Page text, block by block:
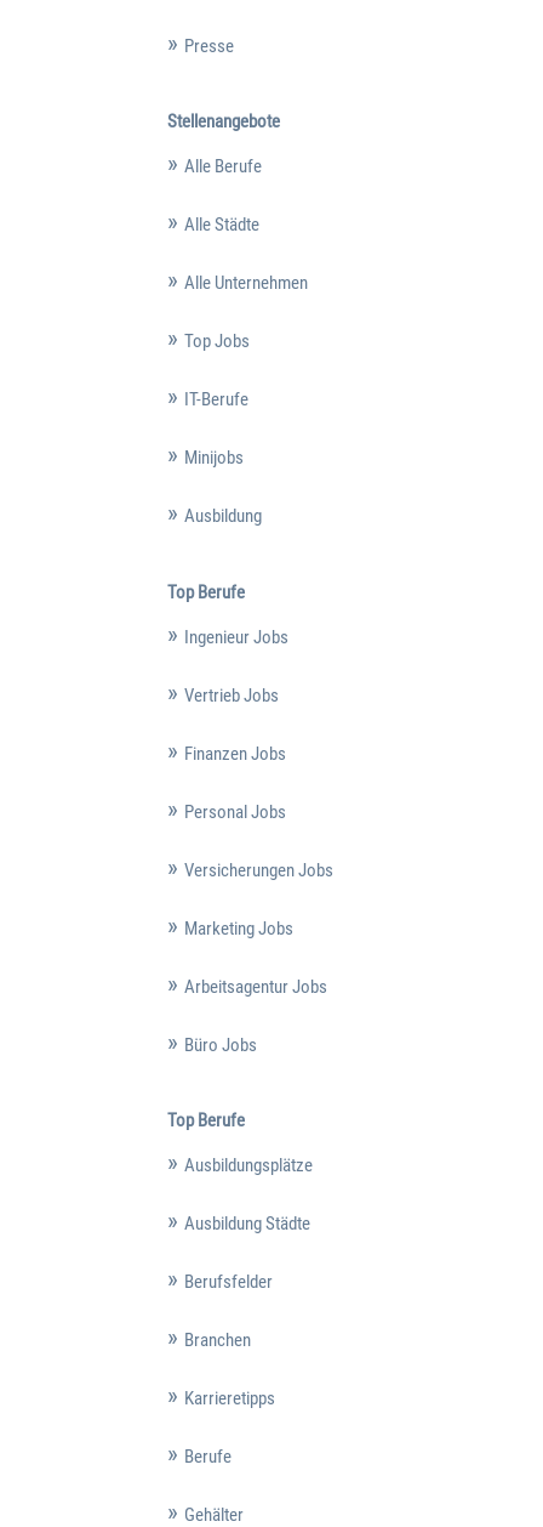
Presse
Stellenangebote
Alle Berufe
Alle Städte
Alle Unternehmen
Top Jobs
IT-Berufe
Minijobs
Ausbildung
Top Berufe
Ingenieur Jobs
Vertrieb Jobs
Finanzen Jobs
Personal Jobs
Versicherungen Jobs
Marketing Jobs
Arbeitsagentur Jobs
Büro Jobs
Top Berufe
Ausbildungsplätze
Ausbildung Städte
Berufsfelder
Branchen
Karrieretipps
Berufe
Gehälter